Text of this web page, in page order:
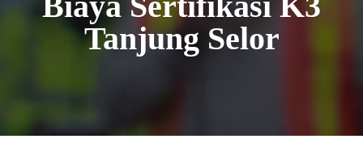
Tanjung Selor